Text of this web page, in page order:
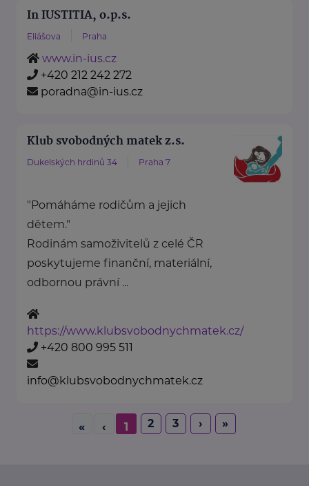
In IUSTITIA, o.p.s.
Eliášova Praha
www.in-ius.cz
+420 212 242 272
poradna@in-ius.cz
Klub svobodných matek z.s.
Dukelských hrdinů 34 Praha 7
"Pomáháme rodičům a jejich
dětem."
Rodinám samoživitelů z celé ČR
poskytujeme finanční, materiální,
odbornou právní ...
https://www.klubsvobodnychmatek.cz/
+420 800 995 511
info@klubsvobodnychmatek.cz
« ‹ 1 2 3 › »